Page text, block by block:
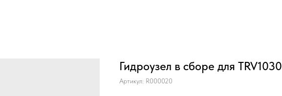
Гидроузел в сборе для TRV1030
Артикул: R000020